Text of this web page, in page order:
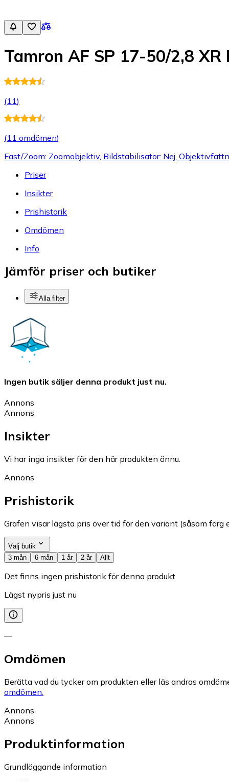
Tamron AF SP 17-50/2,8
(11)
(11 omdömen)
Fast/Zoom: Zoomobjektiv, Bildstabilisator: Nej,
Priser
Insikter
Prishistorik
Omdömen
Info
Jämför priser och butiker
Alla filter
Ingen butik säljer denna produkt just nu.
Annons
Annons
Insikter
Vi har inga insikter för den här produkten ännu.
Annons
Prishistorik
Grafen visar lägsta pris över tid för den variant (såsom
Välj butik
3 mån
6 mån 1 år 2 år Allt
Det finns ingen prishistorik för denna produkt
Lägst nypris just nu
—
Omdömen
Berätta vad du tycker om produkten eller läs andras
omdömen.
Annons
Annons
Produktinformation
Grundläggande information